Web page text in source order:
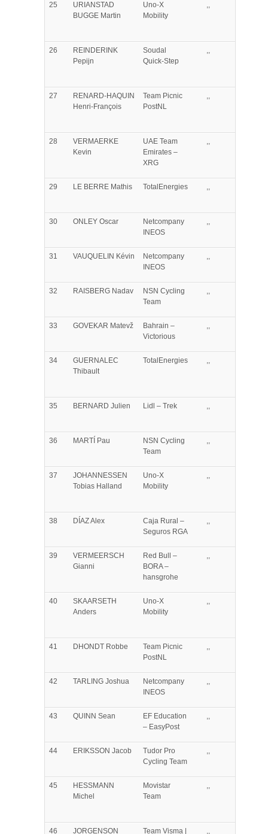
25
URIANSTAD
BUGGE Martin
Uno-X
Mobility
,,
26
REINDERINK
Pepijn
Soudal
Quick-Step
,,
27
RENARD-HAQUIN
Henri-François
Team Picnic
PostNL
,,
28
VERMAERKE
Kevin
UAE Team
Emirates –
XRG
,,
29 LE BERRE Mathis TotalEnergies ,,
30 ONLEY Oscar
Netcompany
INEOS
,,
31 VAUQUELIN Kévin
Netcompany
INEOS
,,
32 RAISBERG Nadav
NSN Cycling
Team
,,
33 GOVEKAR Matevž
Bahrain –
Victorious
,,
34
GUERNALEC
Thibault
TotalEnergies ,,
35 BERNARD Julien Lidl – Trek ,,
36 MARTÍ Pau
NSN Cycling
Team
,,
37
JOHANNESSEN
Tobias Halland
Uno-X
Mobility
,,
38 DÍAZAlex
Caja Rural –
Seguros RGA
,,
39
VERMEERSCH
Gianni
Red Bull –
BORA –
hansgrohe
,,
40
SKAARSETH
Anders
Uno-X
Mobility
,,
41 DHONDT Robbe
Team Picnic
PostNL
,,
42 TARLING Joshua
Netcompany
INEOS
,,
43 QUINN Sean
EF Education
– EasyPost
,,
44 ERIKSSON Jacob
Tudor Pro
Cycling Team
,,
45
HESSMANN
Michel
Movistar
Team
,,
46 JORGENSON Team Visma | ,,